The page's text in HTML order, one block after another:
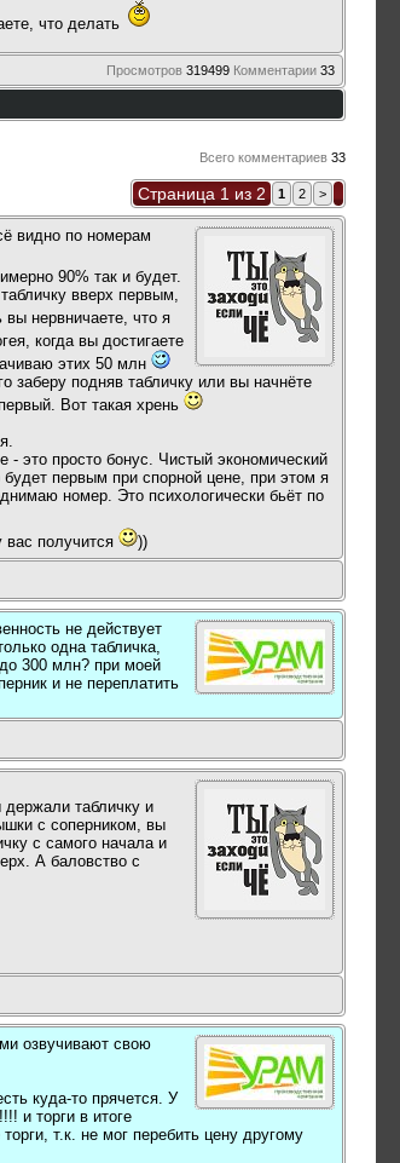
что делать
Просмотров 319499 Комментарии 33
Всего комментариев 33
Страница 1 из 2 1 2 >
видно по номерам
90% так и будет.
вверх первым,
вы нервничаете, что я
когда вы достигаете
этих 50 млн
заберу подняв табличку или вы начнёте
Вот такая хрень
это просто бонус. Чистый экономический
первым при спорной цене, при этом я
номер. Это психологически бьёт по
вас получится
))
не действует
одна табличка,
300 млн? при моей
и не переплатить
табличку и
с соперником, вы
с самого начала и
А баловство с
озвучивают свою
куда-то прячется. У
и торги в итоге
т.к. не мог перебить цену другому